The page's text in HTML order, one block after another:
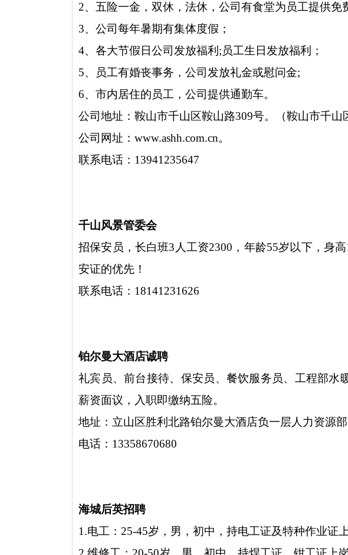
2、五险一金，双休，法休，公司有食堂为员工提供免
3、公司每年暑期有集体度假；
4、各大节假日公司发放福利;员工生日发放福利；
5、员工有婚丧事务，公司发放礼金或慰问金;
6、市内居住的员工，公司提供通勤车。
公司地址：鞍山市千山区鞍山路309号。（鞍山市千山
公司网址：www.ashh.com.cn。
联系电话：13941235647
千山风景管委会
招保安员，长白班3人工资2300，年龄55岁以下，身
安证的优先！
联系电话：18141231626
铂尔曼大酒店诚聘
礼宾员、前台接待、保安员、餐饮服务员、工程部水
薪资面议，入职即缴纳五险。
地址：立山区胜利北路铂尔曼大酒店负一层人力资源部
电话：13358670680
海城后英招聘
1.电工：25-45岁，男，初中，持电工证及特种作业证上